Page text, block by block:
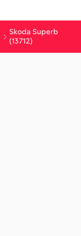
Skoda Superb
(13712)